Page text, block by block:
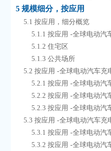
5 规模细分，按应用
    5.1 按应用，细分概览
5.1.1 按应用 -全球
        5.1.2 住宅区
        5.1.3 公共场所
5.2 按应用 -全球电动汽
5.2.1 按应用 -全球
5.2.2 按应用 -全球
5.2.3 按应用 -全球
5.3 按应用 -全球电动汽
5.3.1 按应用 -全球
5.3.2 按应用 -全球